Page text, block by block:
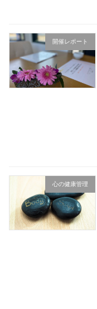
開催レポート
心の健康管理